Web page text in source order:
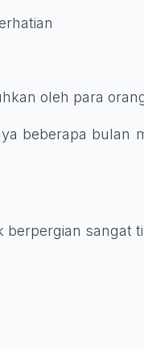
oleh para
beberapa bulan
berpergian sangat